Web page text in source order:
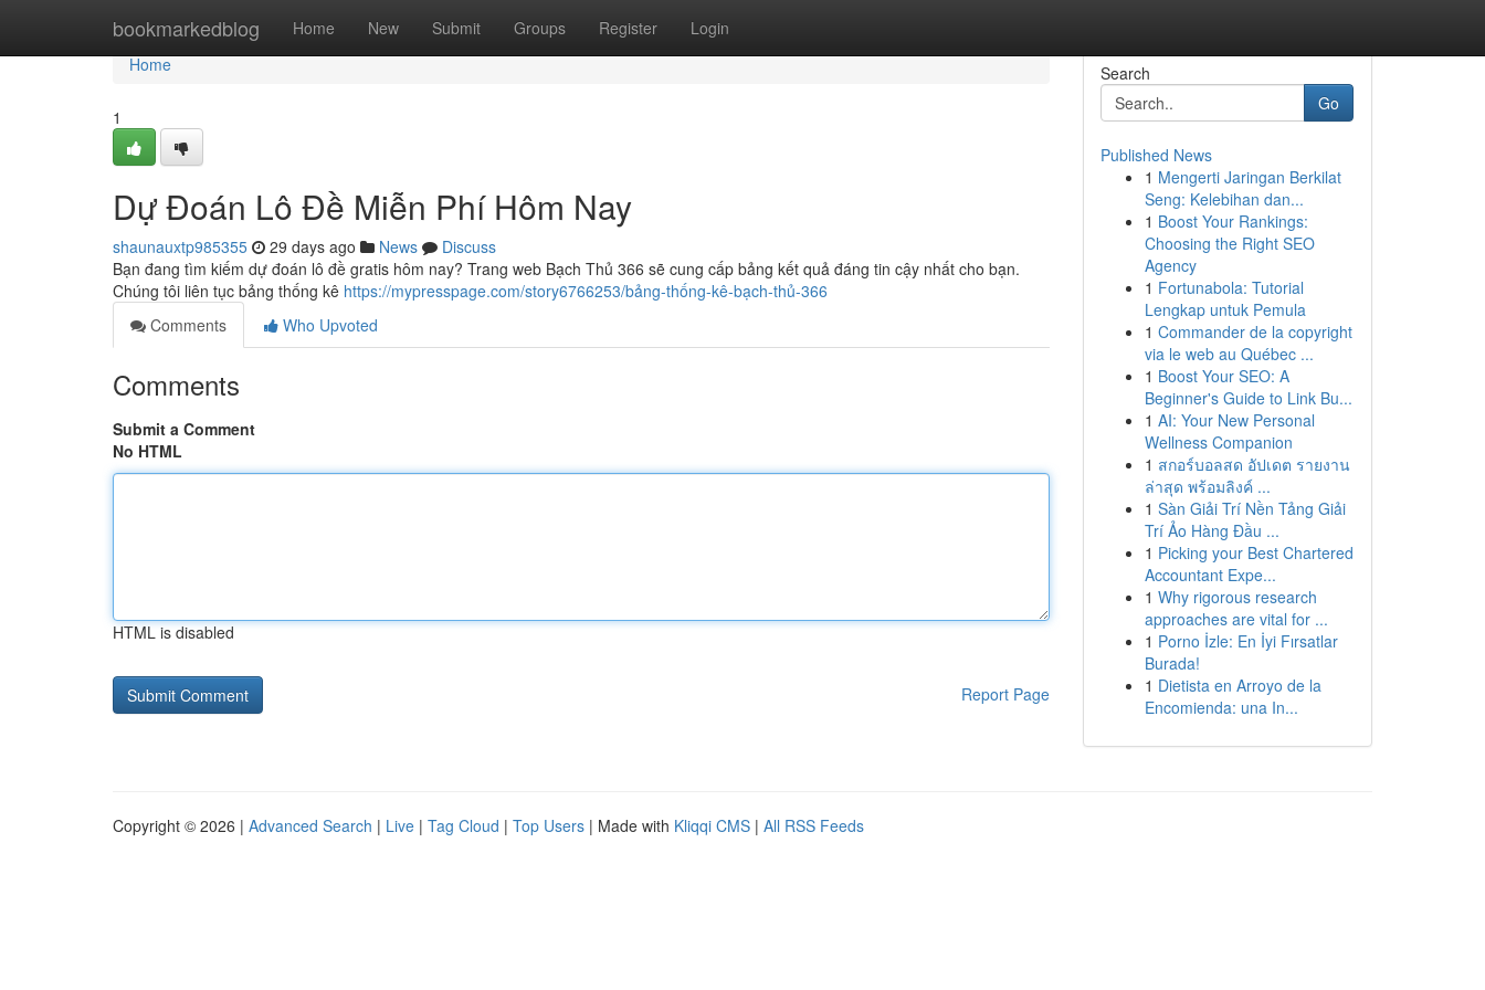
bookmarkedblog Home New Submit Groups Register Login
Home
Home
1
Dự Đoán Lô Đề Miễn Phí Hôm Nay
shaunauxtp985355 29 days ago News
Discuss
Bạn đang tìm kiếm dự đoán lô đề gratis hôm nay? Trang web Bạch Thủ 366 sẽ cung cấp bảng kết quả đáng tin cậy nhất cho bạn.
Chúng tôi liên tục bảng thống kê https://mypresspage.com/story6766253/bảng-thống-kê-bạch-thủ-366
Comments
Who Upvoted
Comments
Submit a Comment
No HTML
HTML is disabled
Report Page
Search
Go
Published News
1 Mengerti Jaringan Berkilat
Seng: Kelebihan dan...
1 Boost Your Rankings:
Choosing the Right SEO
Agency
1 Fortunabola: Tutorial
Lengkap untuk Pemula
1 Commander de la copyright
via le web au Québec ...
1 Boost Your SEO: A
Beginner's Guide to Link Bu...
1 AI: Your New Personal
Wellness Companion
1 สกอร์บอลสด อัปเดต รายงาน
ล่าสุด พร้อมลิงค์ ...
1 Sàn Giải Trí Nền Tảng Giải
Trí Ảo Hàng Đầu ...
1 Picking your Best Chartered
Accountant Expe...
1 Why rigorous research
approaches are vital for ...
1 Porno İzle: En İyi Fırsatlar
Burada!
1 Dietista en Arroyo de la
Encomienda: una In...
Copyright © 2026 | Advanced Search | Live | Tag Cloud | Top Users | Made with Kliqqi CMS | All RSS Feeds